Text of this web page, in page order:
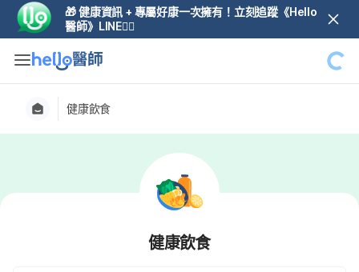
🎁 健康資訊 + 專屬好康一次擁有！立刻追蹤《Hello
醫師》LINE👆🏼
健康飲食
健康飲食